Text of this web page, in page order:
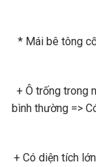
* Mái bê tông
+ Ô trống trong
bình thường =>
+ Có diện tích